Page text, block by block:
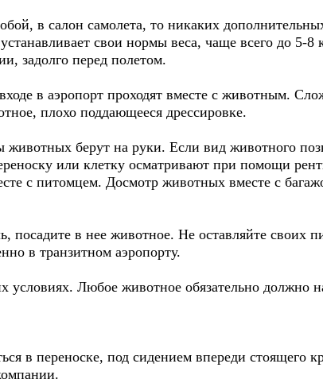
в салон самолета, то никаких
свои нормы веса, чаще всего до 5-
задолго перед полетом.
в аэропорт проходят вместе с животным.
плохо поддающееся дрессировке.
берут на руки. Если вид животного
или клетку осматривают при помощи
с питомцем. Досмотр животных вместе с
посадите в нее животное. Не оставляйте своих
в транзитном аэропорту.
условиях. Любое животное обязательно должно
в переноске, под сидением впереди стоящего